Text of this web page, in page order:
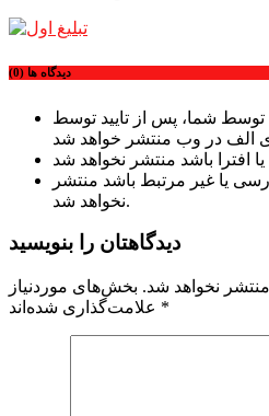
دیدگاه ها (0)
شما، پس از تایید توسط
یا غیر مرتبط باشد منتشر
نخواهد شد.
دیدگاهتان را بنویسید
نخواهد شد. بخش‌های موردنیاز
*